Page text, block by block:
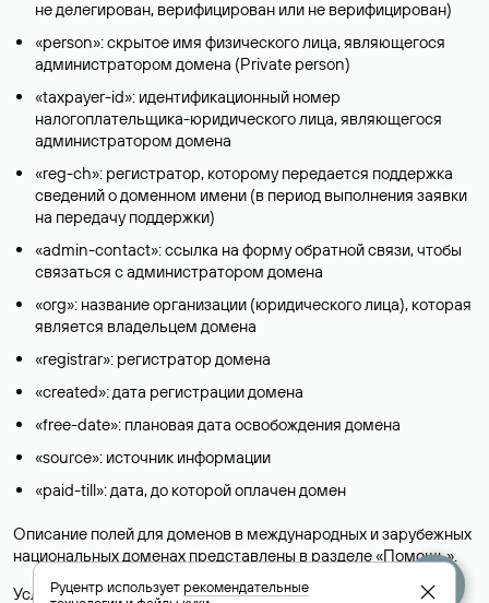
не делегирован, верифицирован или не верифицирован)
«person»: скрытое имя физического лица, являющегося
администратором домена (Privatе person)
«taxpayer-id»: идентификационный номер
налогоплательщика-юридического лица, являющегося
администратором домена
«reg-ch»: регистратор, которому передается поддержка
сведений о доменном имени (в период выполнения заявки
на передачу поддержки)
«admin-contact»: ссылка на форму обратной связи, чтобы
связаться с администратором домена
«org»: название организации (юридического лица), которая
является владельцем домена
«registrar»: регистратор домена
«created»: дата регистрации домена
«free-date»: плановая дата освобождения домена
«source»: источник информации
«paid-till»: дата, до которой оплачен домен
Описание полей для доменов в международных и зарубежных
национальных доменах представлены в разделе «Помощь».
Условия использования Whois-сервиса
Руцентр используетрекомендательные